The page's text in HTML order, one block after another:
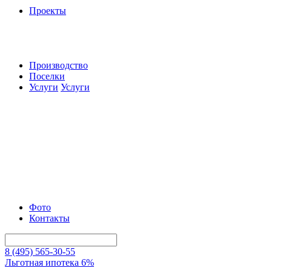
Проекты
Производство
Поселки
Услуги Услуги
Фото
Контакты
8 (495) 565-30-55
Льготная ипотека 6%